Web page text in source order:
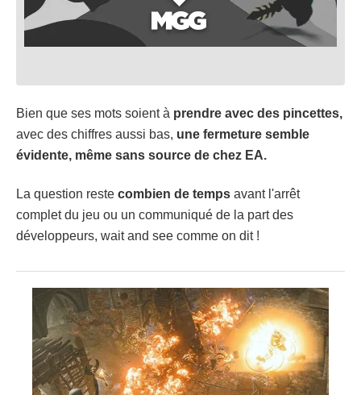
Bien que ses mots soient à prendre avec des pincettes,
avec des chiffres aussi bas, une fermeture semble
évidente, même sans source de chez EA.
La question reste combien de temps avant l'arrêt
complet du jeu ou un communiqué de la part des
développeurs, wait and see comme on dit !